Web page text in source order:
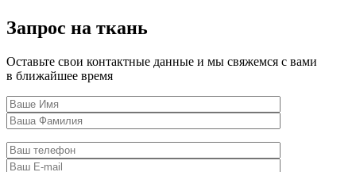
Запрос на ткань
Оставьте свои контактные данные и мы свяжемся с вами
в ближайшее время